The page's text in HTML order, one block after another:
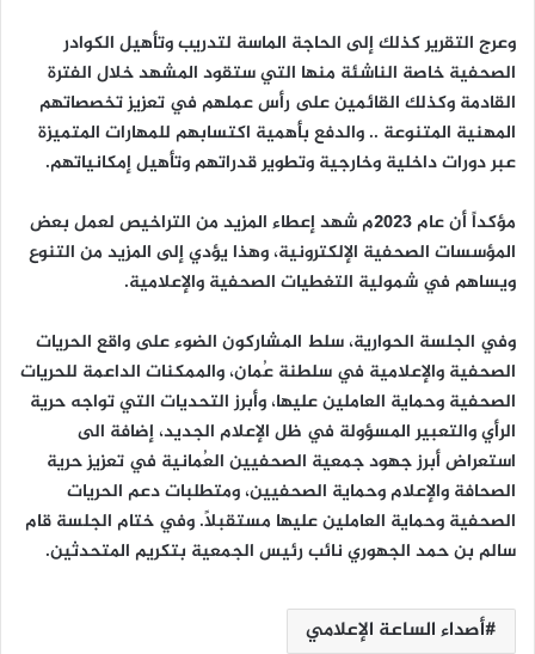
وعرج التقرير كذلك إلى الحاجة الماسة لتدريب وتأهيل الكوادر
الصحفية خاصة الناشئة منها التي ستقود المشهد خلال الفترة
القادمة وكذلك القائمين على رأس عملهم في تعزيز تخصصاتهم
المهنية المتنوعة .. والدفع بأهمية اكتسابهم للمهارات المتميزة
عبر دورات داخلية وخارجية وتطوير قدراتهم وتأهيل إمكانياتهم.
مؤكداً أن عام 2023م شهد إعطاء المزيد من التراخيص لعمل بعض
المؤسسات الصحفية الإلكترونية، وهذا يؤدي إلى المزيد من التنوع
ويساهم في شمولية التغطيات الصحفية والإعلامية.
وفي الجلسة الحوارية، سلط المشاركون الضوء على واقع الحريات
الصحفية والإعلامية في سلطنة عُمان، والممكنات الداعمة للحريات
الصحفية وحماية العاملين عليها، وأبرز التحديات التي تواجه حرية
الرأي والتعبير المسؤولة في ظل الإعلام الجديد، إضافة الى
استعراض أبرز جهود جمعية الصحفيين العُمانية في تعزيز حرية
الصحافة والإعلام وحماية الصحفيين، ومتطلبات دعم الحريات
الصحفية وحماية العاملين عليها مستقبلًا. وفي ختام الجلسة قام
سالم بن حمد الجهوري نائب رئيس الجمعية بتكريم المتحدثين.
أصداء الساعة الإعلامي